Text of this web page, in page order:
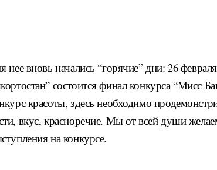
нее вновь начались “горячие” дни: 26
состоится финал конкурса “Мисс
красоты, здесь необходимо
вкус, красноречие. Мы от всей души
на конкурсе.